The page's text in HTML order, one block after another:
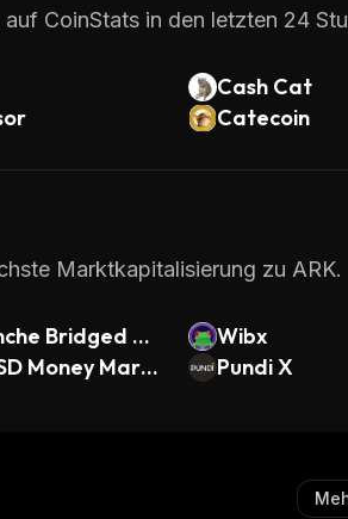
CoinStats in den letzten 24
Cash Cat
Catecoin
Marktkapitalisierung zu ARK.
Bridged W
Wibx
Money Mark
Pundi X